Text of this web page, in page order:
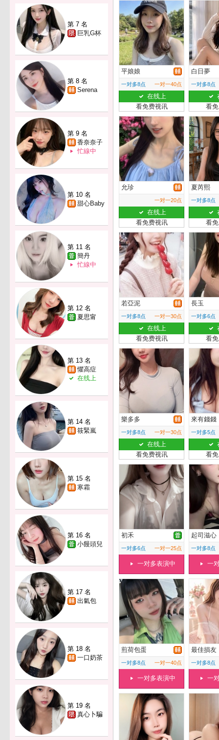
第 7 名
巨乳G杯
第 8 名
Serena
第 9 名
香奈奈子
忙線中
第 10 名
甜心Baby
第 11 名
簡丹
忙線中
第 12 名
夏思甯
第 13 名
懼高症
在线上
第 14 名
筱緊嵐
第 15 名
寒霜
第 16 名
小饅頭兒
第 17 名
出氣包
第 18 名
一口奶茶
第 19 名
真心卜騙
平娘娘
一对多8点 一对一40点
在线上
看免费视讯
白日夢
一对多8点
看
允珍
一对一20点
在线上
看免费视讯
夏芮熙
一对多8点
看
若亞泥
一对多8点 一对一30点
在线上
看免费视讯
長玉
一对多6点
看
樂多多
一对多8点 一对一30点
在线上
看免费视讯
來有錢錢
一对多5点
看
初禾
一对多6点 一对一25点
一对多表演中
起司滋心
一对多8点
一
煎荷包蛋
一对多8点 一对一40点
一对多表演中
最佳損友
一对多8点
一